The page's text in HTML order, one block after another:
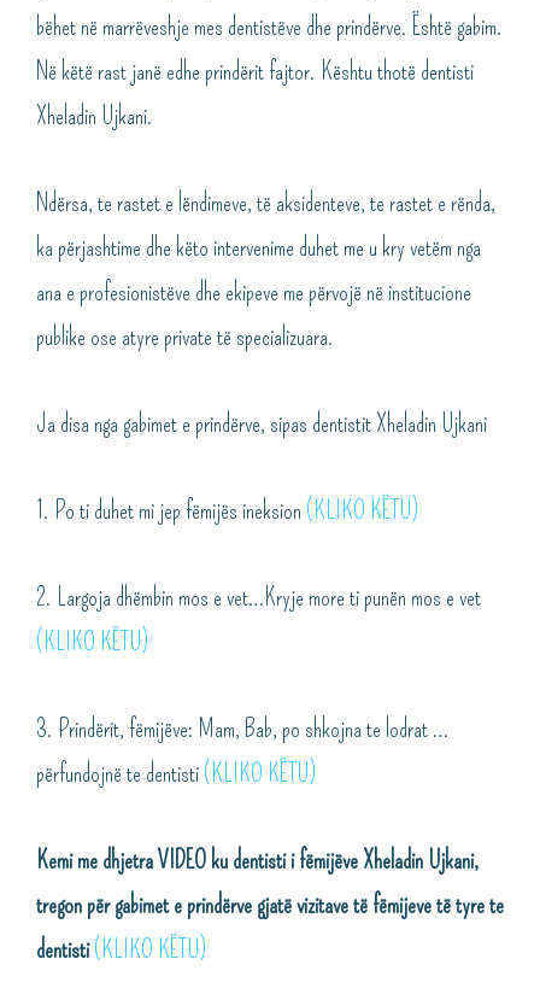
bëhet në marrëveshje mes dentistëve dhe prindërve. Është gabim.
Në këtë rast janë edhe prindërit fajtor. Kështu thotë dentisti
Xheladin Ujkani.
Ndërsa, te rastet e lëndimeve, të aksidenteve, te rastet e rënda,
ka përjashtime dhe këto intervenime duhet me u kry vetëm nga
ana e profesionistëve dhe ekipeve me përvojë në institucione
publike ose atyre private të specializuara.
Ja disa nga gabimet e prindërve, sipas dentistit Xheladin Ujkani
1. Po ti duhet mi jep fëmijës ineksion (KLIKO KËTU)
2. Largoja dhëmbin mos e vet…Kryje more ti punën mos e vet
(KLIKO KËTU)
3. Prindërit, fëmijëve: Mam, Bab, po shkojna te lodrat …
përfundojnë te dentisti (KLIKO KËTU)
Kemi me dhjetra VIDEO ku dentisti i fëmijëve Xheladin Ujkani,
tregon për gabimet e prindërve gjatë vizitave të fëmijeve të tyre te
dentisti(KLIKO KËTU)